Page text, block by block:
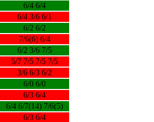
6/4 6/4
6/4 3/6 6/1
6/2 6/2
7/6(6) 6/4
6/2 3/6 7/5
5/7 7/5 7/5 7/5
3/6 6/3 6/2
6/0 6/0
6/3 6/4
6/4 6/7(14) 7/6(5)
6/3 6/4